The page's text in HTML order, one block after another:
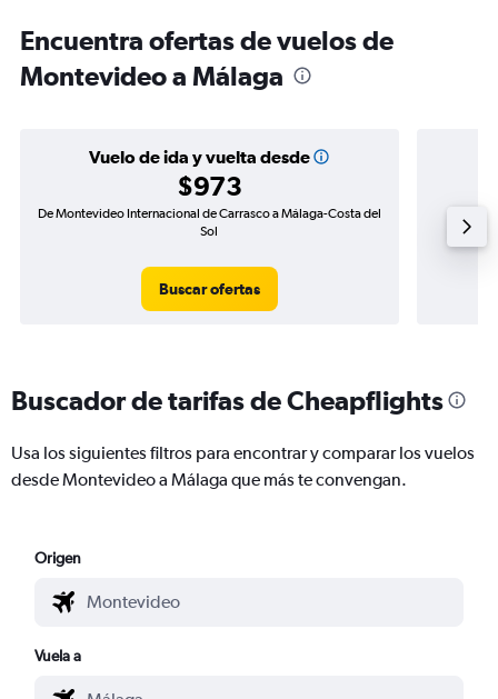
Encuentra ofertas de vuelos de
Montevideo a Málaga
Vuelo de ida y vuelta desde
$973
De Montevideo Internacional de Carrasco a Málaga-Costa del
Sol
Buscar ofertas
Buscador de tarifas de Cheapflights
Usa los siguientes filtros para encontrar y comparar los vuelos
desde Montevideo a Málaga que más te convengan.
Origen
Vuela a